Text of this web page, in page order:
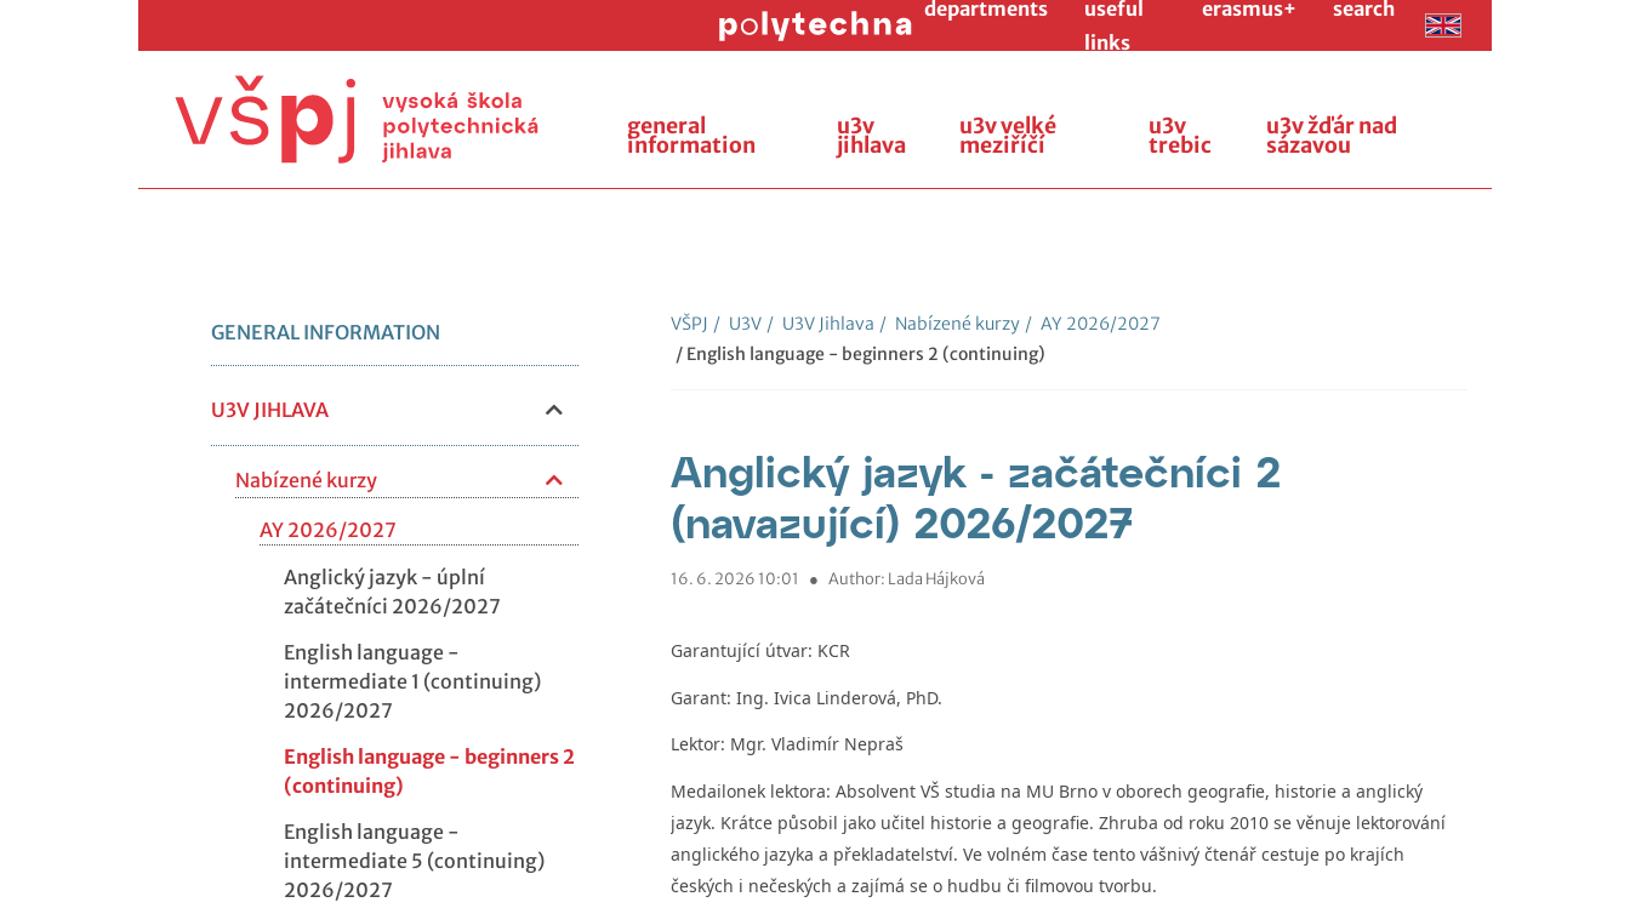
departments
useful
links
erasmus+ search
general
information
u3v
jihlava
u3v velké
meziříčí
u3v
trebic
u3v žďár nad
sázavou
GENERAL INFORMATION
U3V JIHLAVA
Nabízené kurzy
AY 2026/2027
Anglický jazyk - úplní
začátečníci 2026/2027
English language -
intermediate 1 (continuing)
2026/2027
English language - beginners 2
(continuing)
English language -
intermediate 5 (continuing)
2026/2027
VŠPJ / U3V / U3V Jihlava / Nabízené kurzy / AY 2026/2027
/ English language - beginners 2 (continuing)
Anglický jazyk - začátečníci 2
(navazující) 2026/2027
16. 6. 2026 10:01 ● Author: Lada Hájková
Garantující útvar: KCR
Garant: Ing. Ivica Linderová, PhD.
Lektor: Mgr. Vladimír Nepraš
Medailonek lektora: Absolvent VŠ studia na MU Brno v oborech geografie, historie a anglický
jazyk. Krátce působil jako učitel historie a geografie. Zhruba od roku 2010 se věnuje lektorování
anglického jazyka a překladatelství. Ve volném čase tento vášnivý čtenář cestuje po krajích
českých i nečeských a zajímá se o hudbu či filmovou tvorbu.